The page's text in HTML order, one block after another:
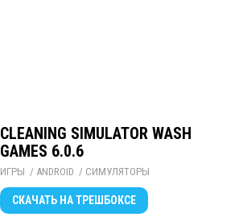
CLEANING SIMULATOR WASH
GAMES 6.0.6
ИГРЫ / ANDROID / СИМУЛЯТОРЫ
СКАЧАТЬ НА ТРЕШБОКСЕ